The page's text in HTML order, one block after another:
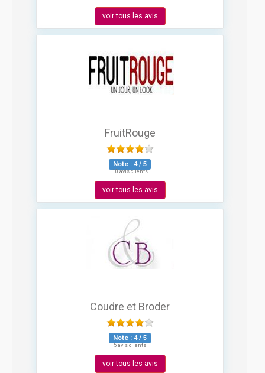
voir tous les avis
FruitRouge
Note : 4/ 5
10 avis clients
voir tous les avis
Coudre et Broder
Note : 4/ 5
5 avis clients
voir tous les avis